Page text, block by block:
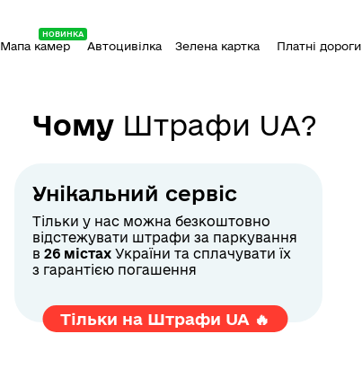
Мапа камер
НОВИНКА
Автоцивілка Зелена картка Платні дороги
Чому Штрафи UA?
Унікальний сервіс
Тільки у нас можна безкоштовно
відстежувати штрафи за паркування
в 26 містах України та сплачувати їх
з гарантією погашення
Тільки на Штрафи UA 🔥